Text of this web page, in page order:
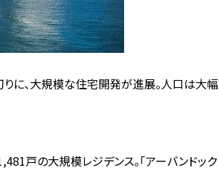
に、大規模な住宅開発が進展。人口は大幅
戸の大規模レジデンス。「アーバンドック